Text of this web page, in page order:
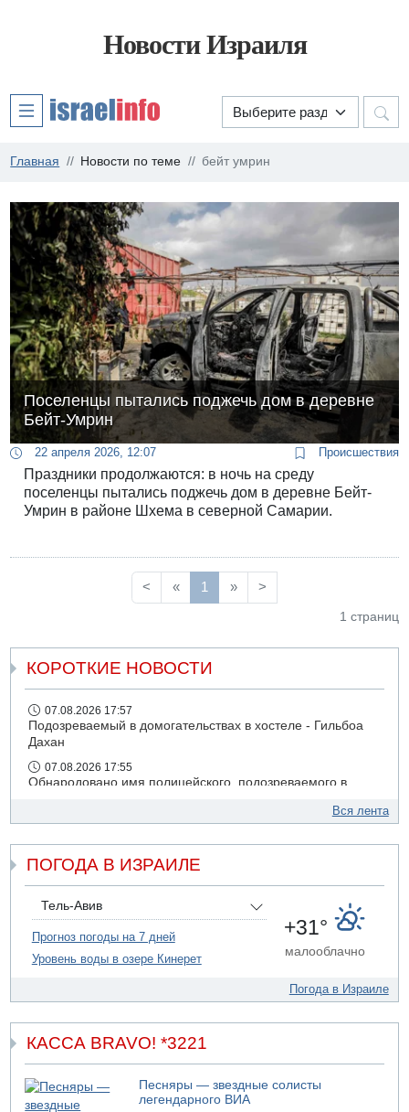
Новости Израиля
Главная Новости по теме бейт умрин
Поселенцы пытались поджечь дом в деревне
Бейт-Умрин
22 апреля 2026, 12:07 Происшествия
Праздники продолжаются: в ночь на среду
поселенцы пытались поджечь дом в деревне Бейт-
Умрин в районе Шхема в северной Самарии.
< « 1 » >
1 страниц
КОРОТКИЕ НОВОСТИ
07.08.2026 17:57
Подозреваемый в домогательствах в хостеле - Гильбоа
Дахан
07.08.2026 17:55
Обнародовано имя полицейского, подозреваемого в
07.08.2026 17:51
пострадал
07.08.2026 13:47
Ливанская армия сообщила о ранении солдата
Вся лента
ПОГОДА В ИЗРАИЛЕ
Тель-Авив
Прогноз погоды на 7 дней
Уровень воды в озере Кинерет
+31°
малооблачно
Погода в Израиле
КАССА BRAVO! *3221
Песняры — звездные солисты
легендарного ВИА